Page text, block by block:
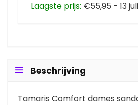
Laagste prijs: €55,95 - 13
Beschrijving
Tamaris Comfort dames